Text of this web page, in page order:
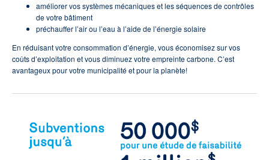
améliorer vos systèmes mécaniques et les séquences de contrôles
de votre bâtiment
préchauffer l’air ou l’eau à l’aide de l’énergie solaire
En réduisant votre consommation d’énergie, vous économisez sur vos
coûts d’exploitation et vous diminuez votre empreinte carbone. C’est
avantageux pour votre municipalité et pour la planète!